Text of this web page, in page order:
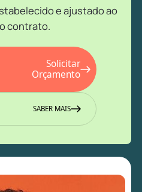
e ajustado ao
contrato.
Solicitar
Orçamento
SABER MAIS